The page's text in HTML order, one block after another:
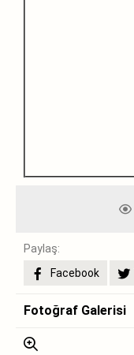
Paylaş:
Facebook
Fotoğraf Galerisi